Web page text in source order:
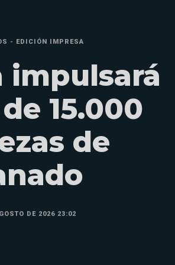
- EDICIÓN IMPRESA
impulsará
15.000
de
DE 2026 23:02